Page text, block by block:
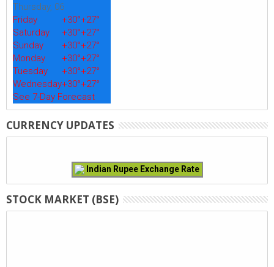
Thursday, 06
Friday
+30°+27°
Saturday
+30°+27°
Sunday
+30°+27°
Monday
+30°+27°
Tuesday
+30°+27°
Wednesday+30°+27°
See 7-Day Forecast
CURRENCY UPDATES
Indian Rupee Exchange Rate
STOCK MARKET (BSE)